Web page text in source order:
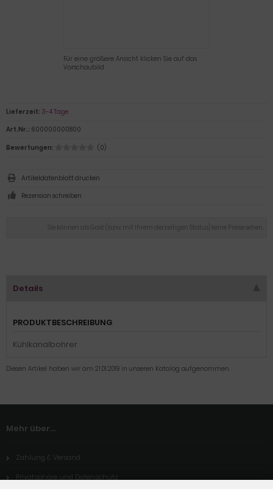
Für eine größere Ansicht klicken Sie auf das
Vorschaubild
Sie können als Gast (bzw. mit Ihrem derzeitigen Status) keine Preise sehen.
Lieferzeit: 3-4 Tage
Art.Nr.: 600000000800
Bewertungen:
(0)
Artikeldatenblatt drucken
Rezension schreiben
Details
PRODUKTBESCHREIBUNG
Kühlkanalbohrer
Diesen Artikel haben wir am 21.01.2019 in unseren Katalog aufgenommen.
Mehr über...
Zahlung & Versand
Privatsphäre und Datenschutz